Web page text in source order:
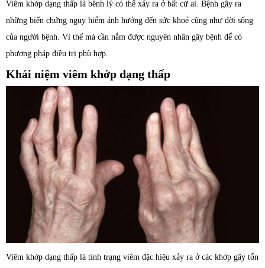
Viêm khớp dạng thấp là bênh lý có thể xảy ra ở bất cứ ai. Bệnh gây ra
những biến chứng nguy hiểm ảnh hưởng đến sức khoẻ cũng như đời sống
của người bệnh. Vì thế mà cần nắm được nguyên nhân gây bệnh để có
phương pháp điều trị phù hợp.
Khái niệm viêm khớp dạng thấp
Viêm khớp dạng thấp là tình trạng viêm đặc hiệu xảy ra ở các khớp gây tổn